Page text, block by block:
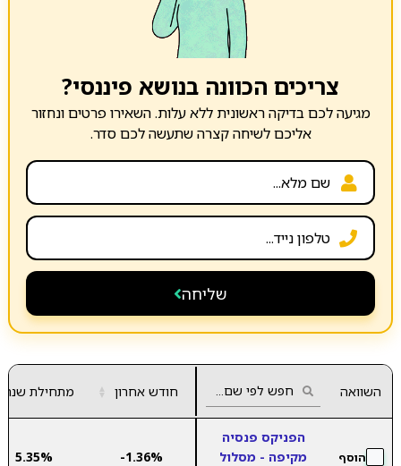
צריכים הכוונה בנושא פיננסי?
מגיעה לכם בדיקה ראשונית ללא עלות. השאירו פרטים ונחזור
אליכם לשיחה קצרה שתעשה לכם סדר.
שליחה
השוואה חודש אחרון ▲
▼ מתחילת שנה
הוסף
הפניקס פנסיה
מקיפה - מסלול
-1.36%
5.35%